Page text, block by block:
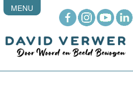
MENU